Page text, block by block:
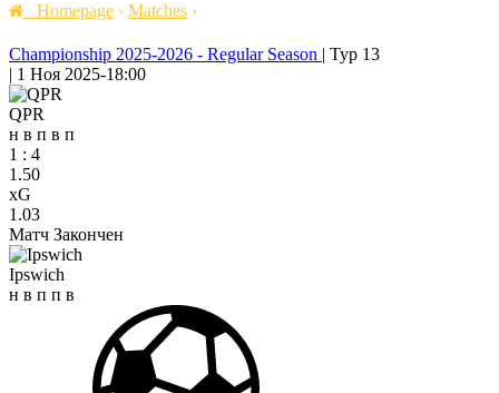
Homepage › Matches ›
Championship 2025-2026 - Regular Season | Тур 13
| 1 Ноя 2025-18:00
QPR
н в п в п
1 : 4
1.50
xG
1.03
Матч Закончен
Ipswich
н в п п в